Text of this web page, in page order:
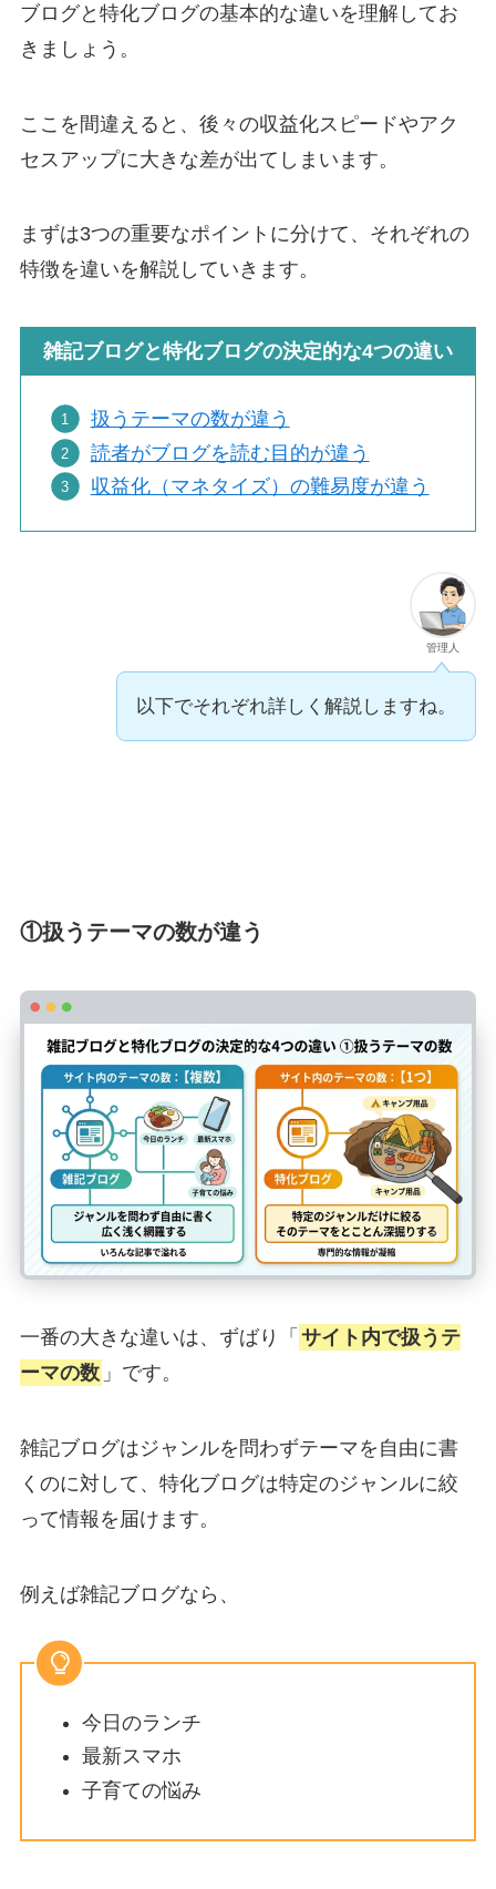
ブログと特化ブログの基本的な違いを理解してお
きましょう。
ここを間違えると、後々の収益化スピードやアク
セスアップに大きな差が出てしまいます。
まずは3つの重要なポイントに分けて、それぞれの
特徴を違いを解説していきます。
雑記ブログと特化ブログの決定的な4つの違い
扱うテーマの数が違う
読者がブログを読む目的が違う
収益化（マネタイズ）の難易度が違う
管理人
以下でそれぞれ詳しく解説しますね。
①扱うテーマの数が違う
一番の大きな違いは、ずばり「 サイト内で扱うテ
ーマの数 」です。
雑記ブログはジャンルを問わずテーマを自由に書
くのに対して、特化ブログは特定のジャンルに絞
って情報を届けます。
例えば雑記ブログなら、
今日のランチ
最新スマホ
子育ての悩み